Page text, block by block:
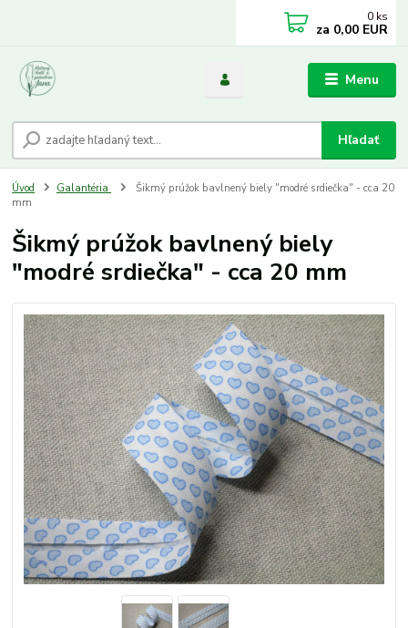
Menu
Hľadať
0 ks
za 0,00 EUR
Úvod Galantéria
Šikmý prúžok bavlnený biely "modré srdiečka" - cca 20
mm
Šikmý prúžok bavlnený biely
"modré srdiečka" - cca 20 mm